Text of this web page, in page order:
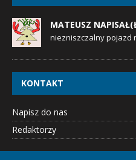
MATEUSZ
niezniszczalny pojazd
KONTAKT
Napisz do nas
Redaktorzy